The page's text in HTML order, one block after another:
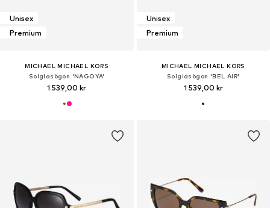
Unisex
Premium
MICHAEL MICHAEL KORS
Solglasögon 'NAGOYA'
1 539,00 kr
Unisex
Premium
MICHAEL MICHAEL KORS
Solglasögon 'BEL AIR'
1 539,00 kr